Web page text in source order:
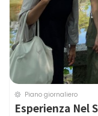
Piano giornaliero
Esperienza Nel